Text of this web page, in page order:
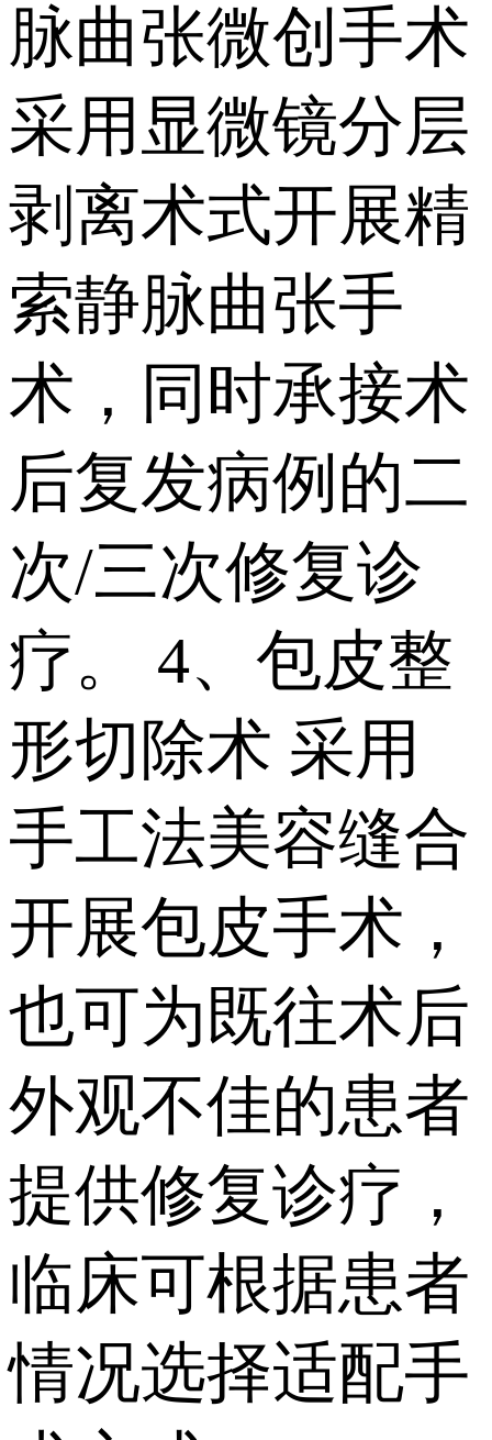
脉曲张微创手术
采用显微镜分层
剥离术式开展精
索静脉曲张手
术，同时承接术
后复发病例的二
次/三次修复诊
疗。 4、包皮整
形切除术 采用
手工法美容缝合
开展包皮手术，
也可为既往术后
外观不佳的患者
提供修复诊疗，
临床可根据患者
情况选择适配手